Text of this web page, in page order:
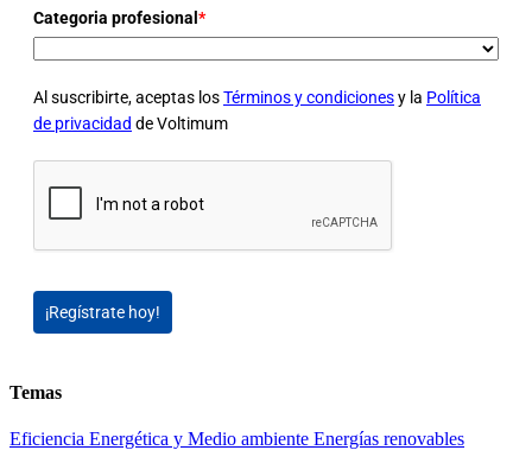
Categoria profesional *
Al suscribirte, aceptas losTérminos y condicionesy la Política
de privacidad de Voltimum
¡Regístrate hoy!
Temas
Eficiencia Energética y Medio ambiente Energías renovables